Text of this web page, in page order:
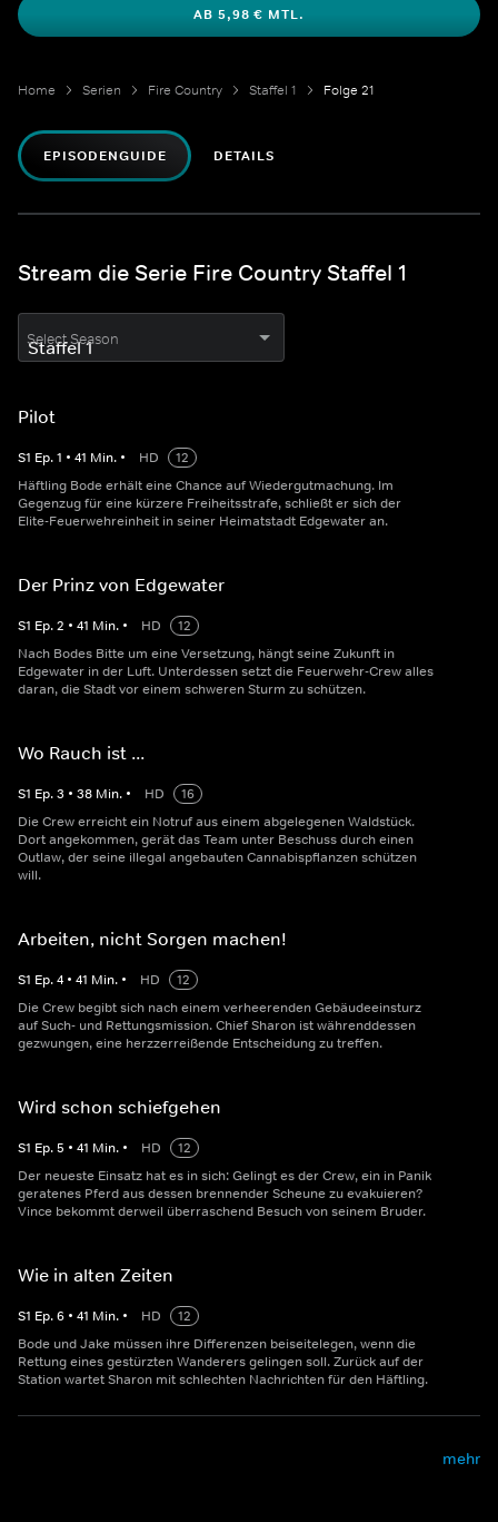
AB 5,98 € MTL.
Home Serien Fire Country Staffel 1 Folge 21
EPISODENGUIDE DETAILS
Stream die Serie Fire Country Staffel 1
Select Season
Pilot
S1 Ep.1 • 41 Min. • HD
12
Häftling Bode erhält eine Chance auf Wiedergutmachung. Im
Gegenzug für eine kürzere Freiheitsstrafe, schließt er sich der
Elite-Feuerwehreinheit in seiner Heimatstadt Edgewater an.
Der Prinz von Edgewater
S1 Ep.2 • 41 Min. • HD
12
Nach Bodes Bitte um eine Versetzung, hängt seine Zukunft in
Edgewater in der Luft. Unterdessen setzt die Feuerwehr-Crew alles
daran, die Stadt vor einem schweren Sturm zu schützen.
Wo Rauch ist ...
S1 Ep.3 • 38 Min. • HD
16
Die Crew erreicht ein Notruf aus einem abgelegenen Waldstück.
Dort angekommen, gerät das Team unter Beschuss durch einen
Outlaw, der seine illegal angebauten Cannabispflanzen schützen
will.
Arbeiten, nicht Sorgen machen!
S1 Ep.4 • 41 Min. • HD
12
Die Crew begibt sich nach einem verheerenden Gebäudeeinsturz
auf Such- und Rettungsmission. Chief Sharon ist währenddessen
gezwungen, eine herzzerreißende Entscheidung zu treffen.
Wird schon schiefgehen
S1 Ep.5 • 41 Min. • HD
12
Der neueste Einsatz hat es in sich: Gelingt es der Crew, ein in Panik
geratenes Pferd aus dessen brennender Scheune zu evakuieren?
Vince bekommt derweil überraschend Besuch von seinem Bruder.
Wie in alten Zeiten
S1 Ep.6 • 41 Min. • HD
12
Bode und Jake müssen ihre Differenzen beiseitelegen, wenn die
Rettung eines gestürzten Wanderers gelingen soll. Zurück auf der
Station wartet Sharon mit schlechten Nachrichten für den Häftling.
mehr